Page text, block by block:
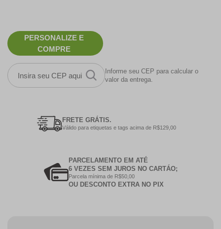
PERSONALIZE E
COMPRE
Informe seu CEP para calcular o
valor da entrega.
FRETE GRÁTIS.
Válido para etiquetas e tags acima de R$129,00
PARCELAMENTO EM ATÉ
6 VEZES SEM JUROS NO CARTÁO;
Parcela mínima de R$50,00
OU DESCONTO EXTRA NO PIX